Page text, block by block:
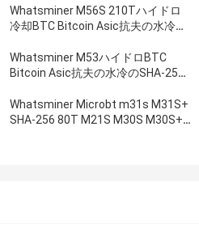
Whatsminer M56S 210Tハイドロ
冷却BTC Bitcoin Asic抗夫の水冷の
Whatsminer M53ハイドロBTC
Bitcoin Asic抗夫の水冷のSHA-256
Whatsminer Microbt m31s M31S+
SHA-256 80T M21S M30S M30S+